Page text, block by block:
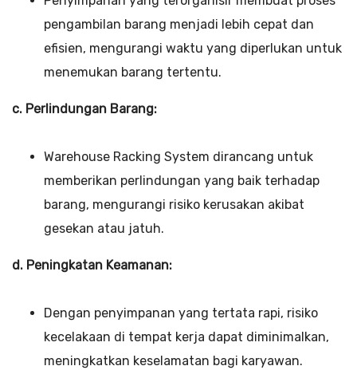
pengambilan barang menjadi lebih cepat dan
efisien, mengurangi waktu yang diperlukan untuk
menemukan barang tertentu.
c. Perlindungan Barang:
Warehouse Racking System dirancang untuk
memberikan perlindungan yang baik terhadap
barang, mengurangi risiko kerusakan akibat
gesekan atau jatuh.
d. Peningkatan Keamanan:
Dengan penyimpanan yang tertata rapi, risiko
kecelakaan di tempat kerja dapat diminimalkan,
meningkatkan keselamatan bagi karyawan.